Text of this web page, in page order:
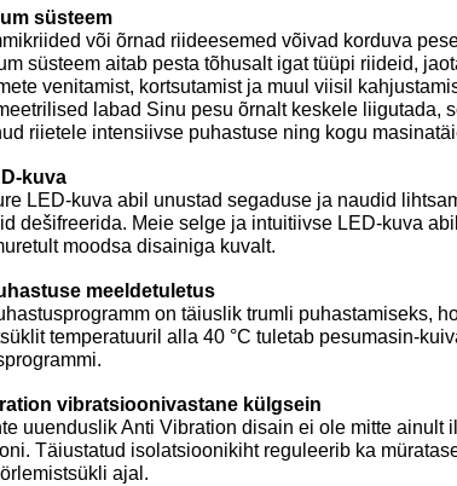
süsteem
või õrnad riideesemed võivad korduva
süsteem aitab pesta tõhusalt igat tüüpi riideid,
venitamist, kortsutamist ja muul viisil
labad Sinu pesu õrnalt keskele liigutada,
riietele intensiivse puhastuse ning kogu
kuva
LED-kuva abil unustad segaduse ja naudid
dešifreerida. Meie selge ja intuitiivse LED-kuva
moodsa disainiga kuvalt.
meeldetuletus
on täiuslik trumli puhastamiseks,
temperatuuril alla 40 °C tuletab pesumasin-
vibratsioonivastane külgsein
uuenduslik Anti Vibration disain ei ole mitte
Täiustatud isolatsioonikiht reguleerib ka
ajal.